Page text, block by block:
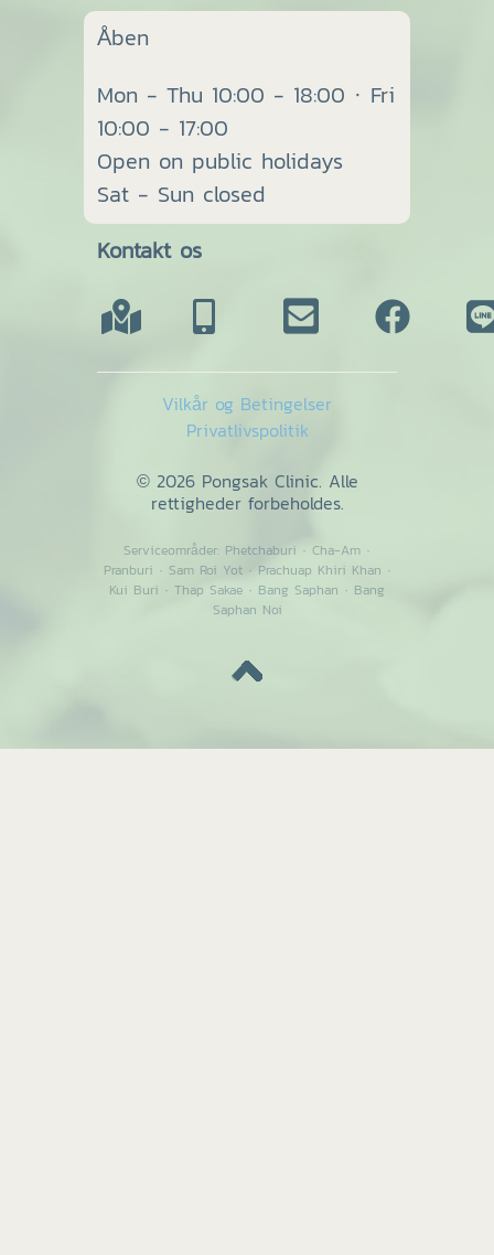
Åben
Mon - Thu 10:00 - 18:00 · Fri
10:00 - 17:00
Open on public holidays
Sat - Sun closed
Kontakt os
Vilkår og Betingelser
Privatlivspolitik
© 2026 Pongsak Clinic. Alle
rettigheder forbeholdes.
Serviceområder: Phetchaburi · Cha-Am ·
Pranburi · Sam Roi Yot· Prachuap Khiri Khan ·
Kui Buri · Thap Sakae · Bang Saphan · Bang
Saphan Noi